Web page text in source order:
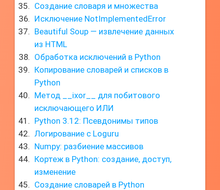
Создание словаря и множества
Исключение NotImplementedError
Beautiful Soup — извлечение данных
из HTML
Обработка исключений в Python
Копирование словарей и списков в
Python
Метод __ixor__ для побитового
исключающего ИЛИ
Python 3.12: Псевдонимы типов
Логирование с Loguru
Numpy: разбиение массивов
Кортеж в Python: создание, доступ,
изменение
Создание словарей в Python